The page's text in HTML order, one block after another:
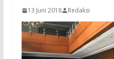
13 Juni 2018 Redaksi